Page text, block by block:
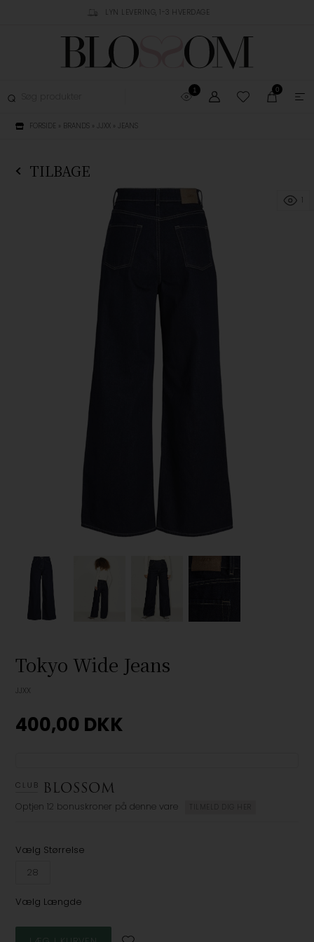
LYN LEVERING, 1-3 HVERDAGE
1 0
FORSIDE » BRANDS »JJXX »JEANS
TILBAGE
Tokyo Wide Jeans
JJXX
400,00 DKK
Optjen 12 bonuskroner på denne vare TILMELD DIG HER
Vælg Størrelse
28
Vælg Længde
1